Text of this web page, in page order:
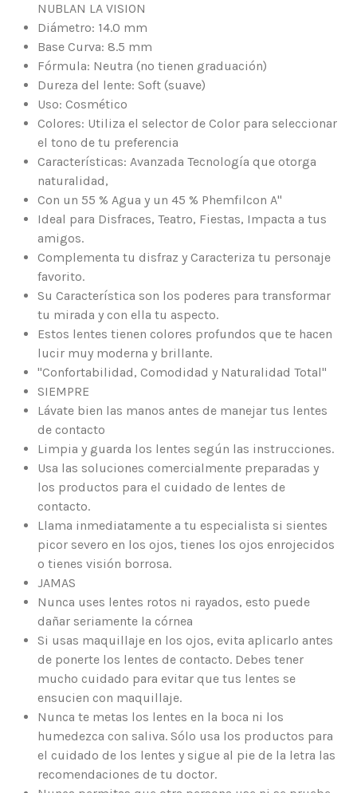
NUBLAN LA VISION
Diámetro: 14.0 mm
Base Curva: 8.5 mm
Fórmula: Neutra (no tienen graduación)
Dureza del lente: Soft (suave)
Uso: Cosmético
Colores: Utiliza el selector de Color para seleccionar
el tono de tu preferencia
Características: Avanzada Tecnología que otorga
naturalidad,
Con un 55 % Agua y un 45 % Phemfilcon A"
Ideal para Disfraces, Teatro, Fiestas, Impacta a tus
amigos.
Complementa tu disfraz y Caracteriza tu personaje
favorito.
Su Característica son los poderes para transformar
tu mirada y con ella tu aspecto.
Estos lentes tienen colores profundos que te hacen
lucir muy moderna y brillante.
"Confortabilidad, Comodidad y Naturalidad Total"
SIEMPRE
Lávate bien las manos antes de manejar tus lentes
de contacto
Limpia y guarda los lentes según las instrucciones.
Usa las soluciones comercialmente preparadas y
los productos para el cuidado de lentes de
contacto.
Llama inmediatamente a tu especialista si sientes
picor severo en los ojos, tienes los ojos enrojecidos
o tienes visión borrosa.
JAMAS
Nunca uses lentes rotos ni rayados, esto puede
dañar seriamente la córnea
Si usas maquillaje en los ojos, evita aplicarlo antes
de ponerte los lentes de contacto. Debes tener
mucho cuidado para evitar que tus lentes se
ensucien con maquillaje.
Nunca te metas los lentes en la boca ni los
humedezca con saliva. Sólo usa los productos para
el cuidado de los lentes y sigue al pie de la letra las
recomendaciones de tu doctor.